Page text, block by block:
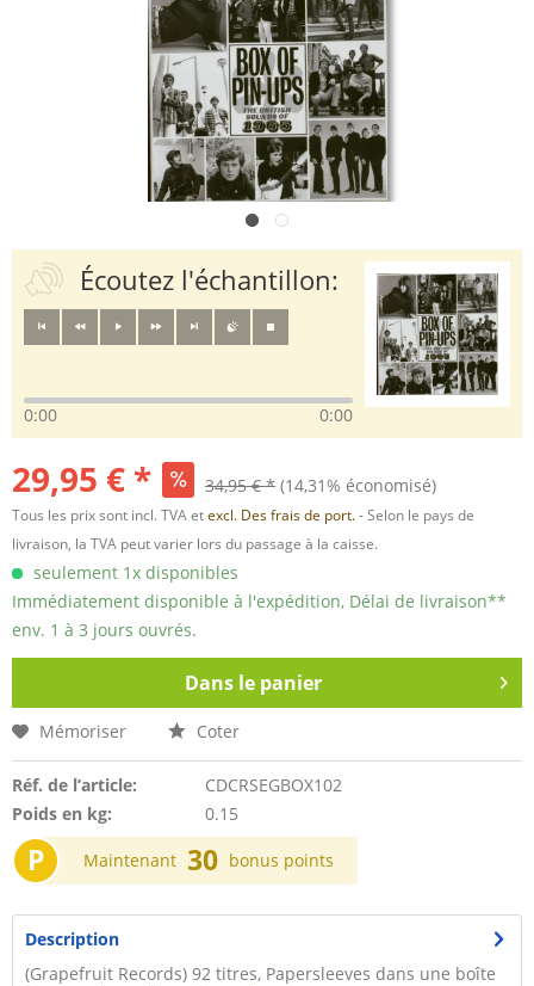
Écoutez l'échantillon:
0:00 0:00
29,95 € * 34,95 € * (14,31% économisé)
Tous les prix sont incl. TVA etexcl. Des frais de port.- Selon le pays de
livraison, la TVA peut varier lors du passage à la caisse.
seulement 1x disponibles
Immédiatement disponible à l'expédition, Délai de livraison**
env. 1 à 3 jours ouvrés.
Dans le panier
Mémoriser Coter
Réf. de l’article:
CDCRSEGBOX102
Poids en kg:
0.15
P Maintenant 30 bonus points
Description
(Grapefruit Records) 92 titres, Papersleeves dans une boîte